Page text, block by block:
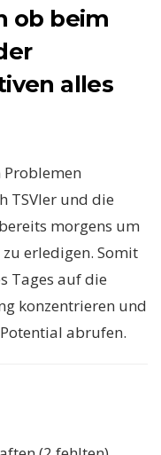
ob beim
alles
TSVler und die
morgens um
erledigen. Somit
Tages auf die
konzentrieren und
abrufen.